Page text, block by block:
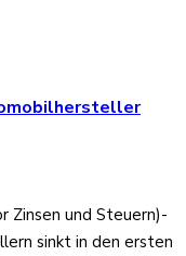
Zinsen und Steuern)-
sinkt in den ersten